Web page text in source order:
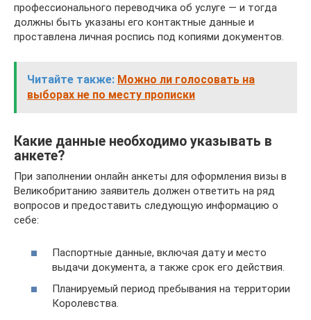
профессионального переводчика об услуге — и тогда
должны быть указаны его контактные данные и
проставлена личная роспись под копиями документов.
Читайте также: Можно ли голосовать на
выборах не по месту прописки
Какие данные необходимо указывать в
анкете?
При заполнении онлайн анкеты для оформления визы в
Великобританию заявитель должен ответить на ряд
вопросов и предоставить следующую информацию о
себе:
Паспортные данные, включая дату и место
выдачи документа, а также срок его действия.
Планируемый период пребывания на территории
Королевства.